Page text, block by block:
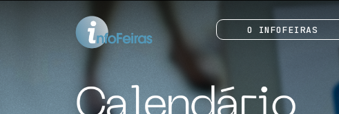
O INFOFEIRAS